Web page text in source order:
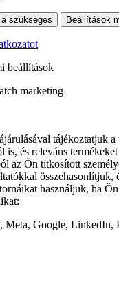
szükséges Beállítások
beállítások
marketing
tájékoztatjuk
is, és releváns
az Ön titkosított
összehasonlítjuk,
használjuk, ha
Meta, Google, LinkedIn,